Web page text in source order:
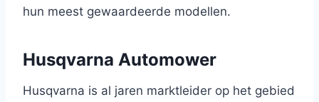
hun meest gewaardeerde modellen.
Husqvarna Automower
Husqvarna is al jaren marktleider op het gebied